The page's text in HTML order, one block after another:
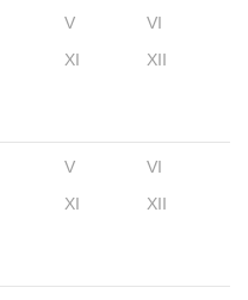
V
VI
XI XII
V
VI
XI XII